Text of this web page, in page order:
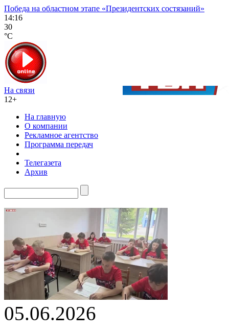
Победа на областном этапе «Президентских состязаний»
14:16
30
°C
На связи
12+
На главную
О компании
Рекламное агентство
Программа передач
Телегазета
Архив
05.06.2026